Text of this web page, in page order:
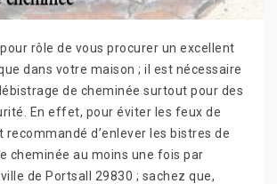
pour rôle de vous procurer un excellent
dans votre maison ; il est nécessaire
de cheminée surtout pour des
En effet, pour éviter les feux de
recommandé d’enlever les bistres de
cheminée au moins une fois par
de Portsall 29830 ; sachez que,